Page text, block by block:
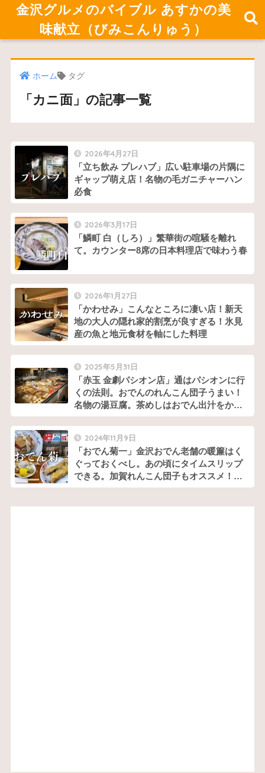
金沢グルメのバイブル あすかの美
味献立（びみこんりゅう）
ホーム タグ
「カニ面」の記事一覧
2026年4月27日
「立ち飲み プレハブ」広い駐車場の片隅に
ギャップ萌え店！名物の毛ガニチャーハン
必食
2026年3月17日
「鱗町 白（しろ）」繁華街の喧騒を離れ
て。カウンター8席の日本料理店で味わう春
2026年1月27日
「かわせみ」こんなところに凄い店！新天
地の大人の隠れ家的割烹が良すぎる！氷見
産の魚と地元食材を軸にした料理
2025年5月31日
「赤玉 金劇パシオン店」通はパシオンに行
くの法則。おでんのれんこん団子うまい！
名物の湯豆腐。茶めしはおでん出汁をかけ
てお茶漬けに
2024年11月9日
「おでん菊一」金沢おでん老舗の暖簾はく
ぐっておくべし。あの頃にタイムスリップ
できる。加賀れんこん団子もオススメ！カ
ニ面は11月12月